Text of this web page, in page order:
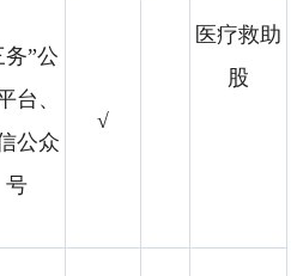
务”公
台、
公众
号
√
医疗救助
股